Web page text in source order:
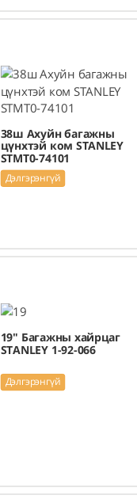
38ш Ахуйн багажны
цүнхтэй ком STANLEY
STMT0-74101
Дэлгэрэнгүй
19" Багажны хайрцаг
STANLEY 1-92-066
Дэлгэрэнгүй